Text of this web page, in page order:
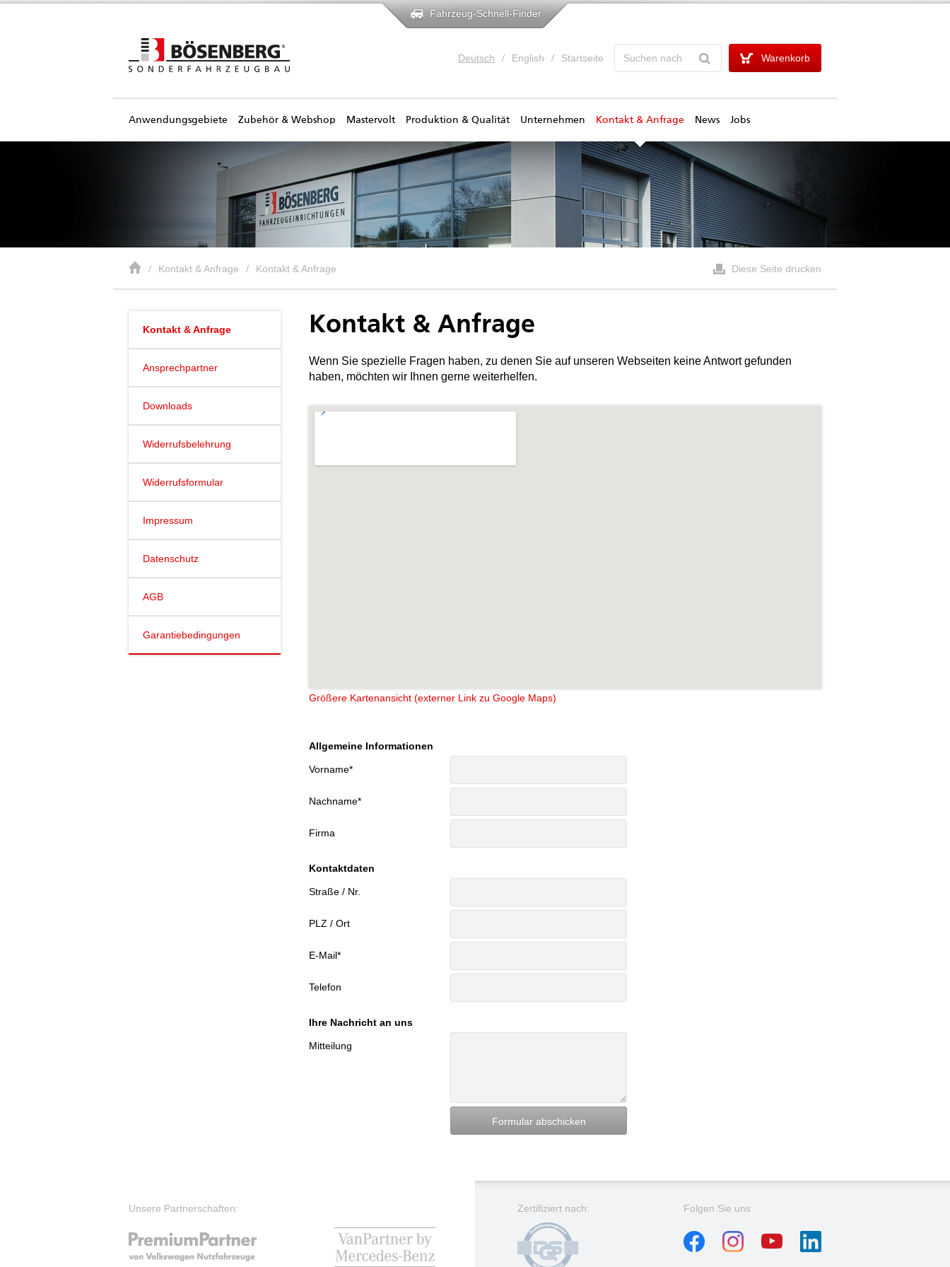
Fahrzeug-Schnell-Finder
Warenkorb
Deutsch English Startseite
Anwendungsgebiete Zubehör & Webshop Mastervolt Produktion & Qualität Unternehmen Kontakt & Anfrage News Jobs
Kontakt & Anfrage Kontakt & Anfrage Diese Seite drucken
Kontakt & Anfrage
Ansprechpartner
Downloads
Widerrufsbelehrung
Widerrufsformular
Impressum
Datenschutz
AGB
Garantiebedingungen
Kontakt & Anfrage
Wenn Sie spezielle Fragen haben, zu denen Sie auf unseren Webseiten keine Antwort gefunden
haben, möchten wir Ihnen gerne weiterhelfen.
Größere Kartenansicht (externer Link zu Google Maps)
Allgemeine Informationen
Vorname*
Nachname*
Firma
Kontaktdaten
Straße / Nr.
PLZ / Ort
E-Mail*
Telefon
Ihre Nachricht an uns
Mitteilung
Unsere Partnerschaften: Zertifiziert nach: Folgen Sie uns